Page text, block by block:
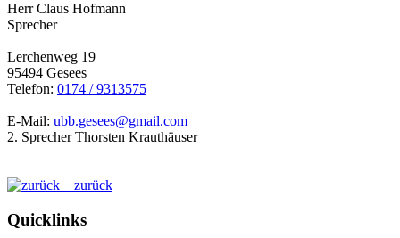
Herr Claus Hofmann
Sprecher
Lerchenweg 19
95494 Gesees
Telefon: 0174 / 9313575
E-Mail: ubb.gesees@gmail.com
2. Sprecher Thorsten Krauthäuser
zurück
Quicklinks